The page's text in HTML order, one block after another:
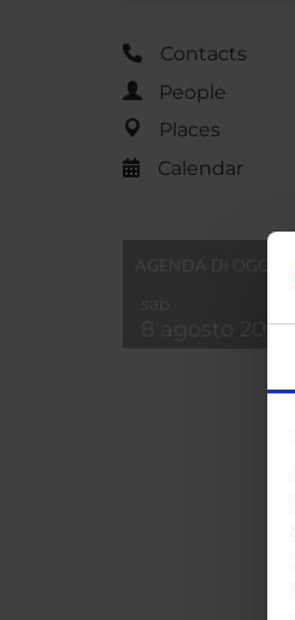
Contacts
People
Places
Calendar
8 agosto 2026